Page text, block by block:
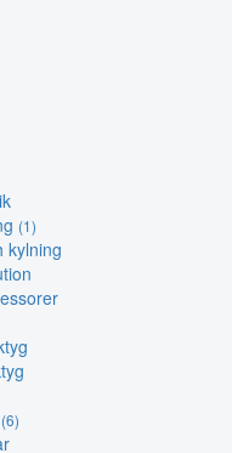
(1)
kylning
(6)